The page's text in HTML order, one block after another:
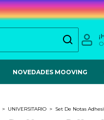
NOVEDADES MOOVING
> UNIVERSITARIO > Set De Notas